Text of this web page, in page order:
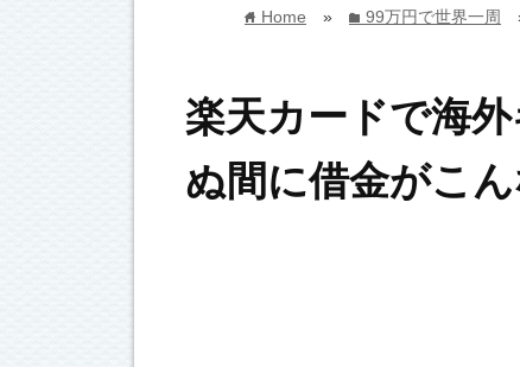
home Home » folder 99万円で世界一周
楽天カードで海
ぬ間に借金がこ